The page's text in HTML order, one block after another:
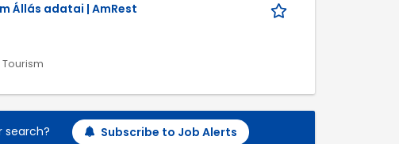
Állás adatai | AmRest
search? Subscribe to Job Alerts